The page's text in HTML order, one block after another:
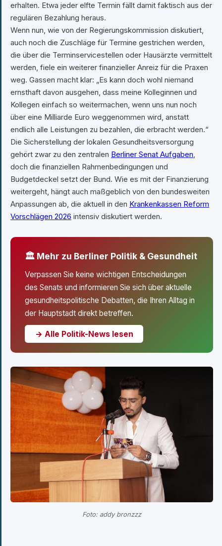
erhalten. Etwa jeder elfte Termin fällt damit faktisch aus der
regulären Bezahlung heraus.
Wenn nun, wie von der Regierungskommission diskutiert,
auch noch die Zuschläge für Termine gestrichen werden,
die über die Terminservicestellen oder Hausärzte vermittelt
werden, fiele ein weiterer finanzieller Anreiz für die Praxen
weg. Gassen macht klar: „Es kann doch wohl niemand
ernsthaft davon ausgehen, dass meine Kolleginnen und
Kollegen einfach so weitermachen, wenn uns nun noch
über eine Milliarde Euro weggenommen wird, anstatt
endlich alle Leistungen zu bezahlen, die erbracht werden.“
Die Sicherstellung der lokalen Gesundheitsversorgung
gehört zwar zu den zentralen Berliner Senat Aufgaben,
doch die finanziellen Rahmenbedingungen und
Budgetdeckel setzt der Bund. Wie es mit der Finanzierung
weitergeht, hängt auch maßgeblich von den bundesweiten
Anpassungen ab, die aktuell in den Krankenkassen Reform
Vorschlägen 2026 intensiv diskutiert werden.
🏛 Mehr zu Berliner Politik & Gesundheit
Verpassen Sie keine wichtigen Entscheidungen
des Senats und informieren Sie sich über aktuelle
gesundheitspolitische Debatten, die Ihren Alltag in
der Hauptstadt direkt betreffen.
→ Alle Politik-News lesen
Foto: addy bronzzz